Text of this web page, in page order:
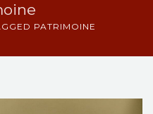
PATRIMOINE